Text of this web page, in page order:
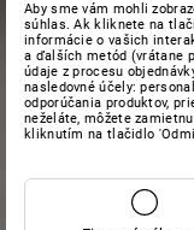
Aby sme vám mohli
súhlas. Ak kliknete na
informácie o vašich
a ďalších metód (vrátane
údaje z procesu
nasledovné účely:
odporúčania produktov,
neželáte, môžete
kliknutím na tlačidlo